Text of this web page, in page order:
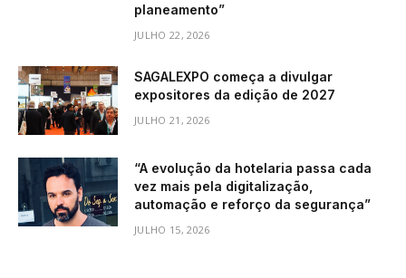
planeamento”
JULHO 22, 2026
SAGALEXPO começa a divulgar
expositores da edição de 2027
JULHO 21, 2026
“A evolução da hotelaria passa cada
vez mais pela digitalização,
automação e reforço da segurança”
JULHO 15, 2026